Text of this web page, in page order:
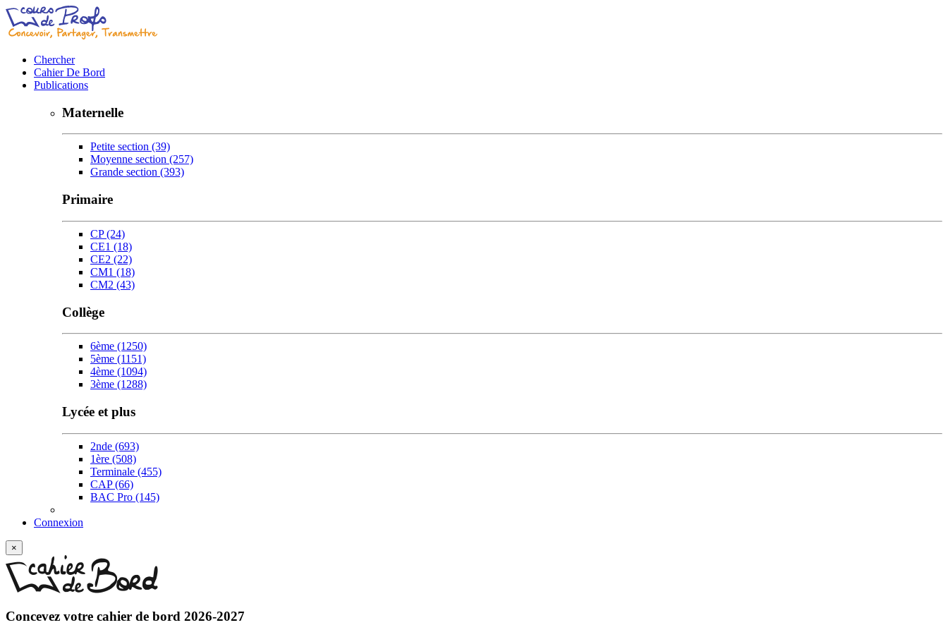
Chercher
Cahier De Bord
Publications
Maternelle
Petite section (39)
Moyenne section (257)
Grande section (393)
Primaire
CP(24)
CE1 (18)
CE2 (22)
CM1 (18)
CM2 (43)
Collège
6ème (1250)
5ème (1151)
4ème (1094)
3ème (1288)
Lycée et plus
2nde (693)
1ère (508)
Terminale (455)
CAP(66)
BAC Pro (145)
Connexion
×
Concevez votre cahier de bord 2026-2027